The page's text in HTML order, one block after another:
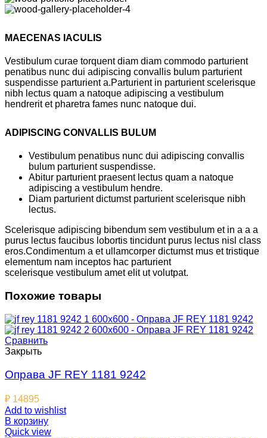
MAECENAS IACULIS
Vestibulum curae torquent diam diam commodo parturient
penatibus nunc dui adipiscing convallis bulum parturient
suspendisse parturient a.Parturient in parturient scelerisque
nibh lectus quam a natoque adipiscing a vestibulum
hendrerit et pharetra fames nunc natoque dui.
ADIPISCING CONVALLIS BULUM
Vestibulum penatibus nunc dui adipiscing convallis
bulum parturient suspendisse.
Abitur parturient praesent lectus quam a natoque
adipiscing a vestibulum hendre.
Diam parturient dictumst parturient scelerisque nibh
lectus.
Scelerisque adipiscing bibendum sem vestibulum et in a a a
purus lectus faucibus lobortis tincidunt purus lectus nisl class
eros.Condimentum a et ullamcorper dictumst mus et tristique
elementum nam inceptos hac parturient
scelerisque vestibulum amet elit ut volutpat.
Похожие товары
Сравнить
Закрыть
Оправа JF REY 1181 9242
₽ 14895
Add to wishlist
В корзину
Quick view